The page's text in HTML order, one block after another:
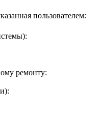
пользователем:
ремонту: